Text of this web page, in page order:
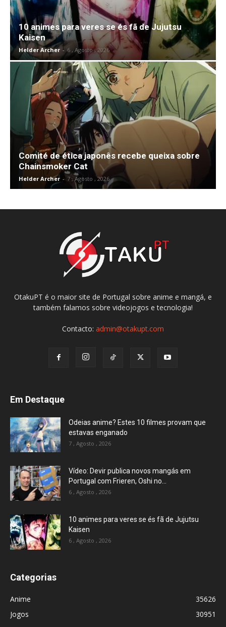
10 animes para veres se és fã de Jujutsu
Kaisen
Helder Archer - 6 , Agosto , 2026
Comité de ética japonês recebe queixa sobre
Chainsmoker Cat
Helder Archer - 7 , Agosto , 2026
OtakuPT é o maior site de Portugal sobre anime e mangá, e
também falamos sobre videojogos e tecnologia!
Contacto: admin@otakupt.com
Em Destaque
Odeias anime? Estes 10 filmes provam que
estavas enganado
7 , Agosto , 2026
Vídeo: Devir publica novos mangás em
Portugal com Frieren, Oshi no...
6 , Agosto , 2026
10 animes para veres se és fã de Jujutsu
Kaisen
6 , Agosto , 2026
Categorias
Anime
35626
Jogos
30951